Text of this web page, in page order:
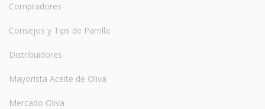
Compradores
Consejos y Tips de Parrilla
Distribuidores
Mayorista Aceite de Oliva
Mercado Oliva